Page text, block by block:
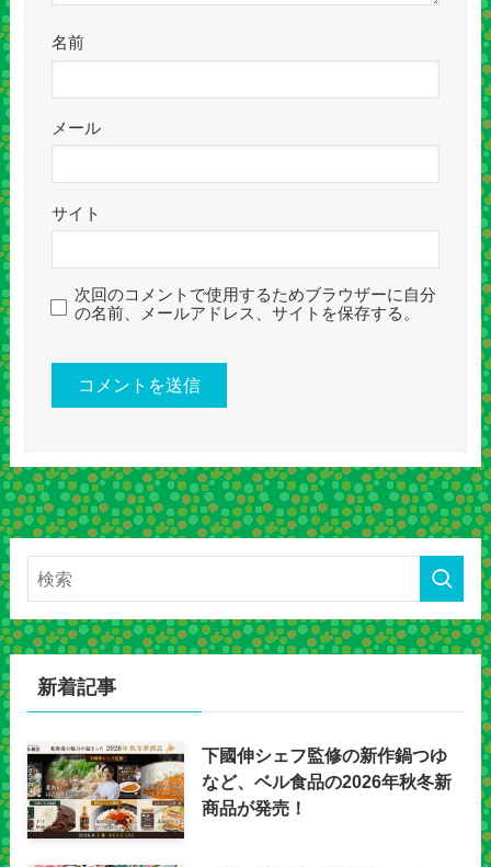
名前
メール
サイト
次回のコメントで使用するためブラウザーに自分
の名前、メールアドレス、サイトを保存する。
新着記事
下國伸シェフ監修の新作鍋つゆ
など、ベル食品の2026年秋冬新
商品が発売！